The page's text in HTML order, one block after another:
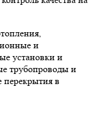
и
установки и
трубопроводы и
перекрытия в